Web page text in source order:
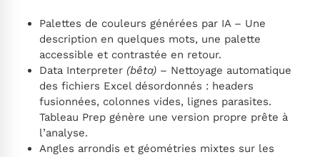
Palettes de couleurs générées par IA – Une
description en quelques mots, une palette
accessible et contrastée en retour.
Data Interpreter (bêta) – Nettoyage automatique
des fichiers Excel désordonnés : headers
fusionnées, colonnes vides, lignes parasites.
Tableau Prep génère une version propre prête à
l’analyse.
Angles arrondis et géométries mixtes sur les